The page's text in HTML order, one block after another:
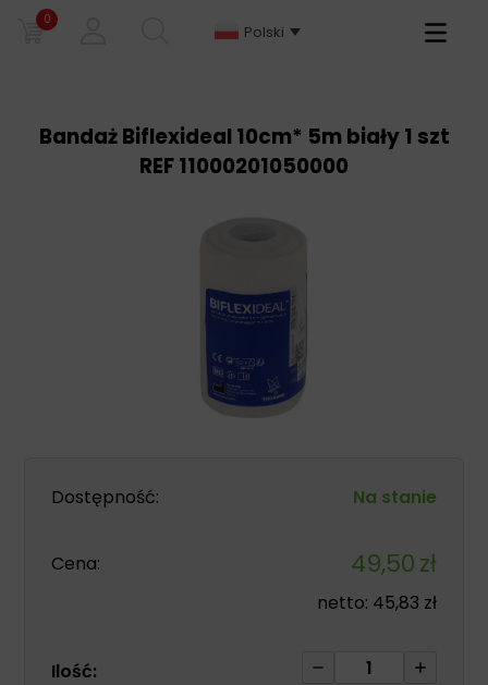
0
Polski
Primary
Bandaż Biflexideal 10cm* 5m biały 1 szt
REF 11000201050000
Dostępność: Na stanie
Cena: 49,50zł
netto: 45,83 zł
Ilość:
ilość